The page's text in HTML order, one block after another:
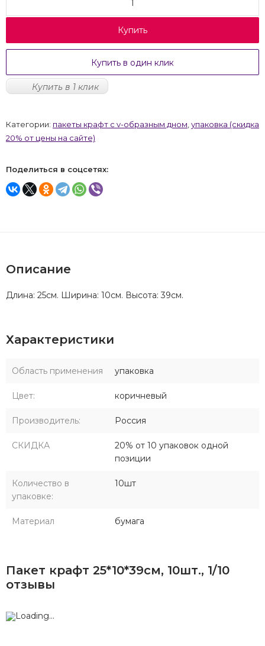
Купить
Купить в один клик
Купить в 1 клик
Категории: пакеты крафт с v-образным дном упаковка (скидка
20% от цены на сайте)
Поделиться в соцсетях:
Описание
Длина: 25см. Ширина: 10см. Высота: 39см.
Характеристики
Область применения упаковка
Цвет: коричневый
Производитель: Россия
СКИДКА
20% от 10 упаковок одной
позиции
Количество в
упаковке:
10шт
Материал бумага
Пакет крафт 25*10*39см, 10шт., 1/10
отзывы